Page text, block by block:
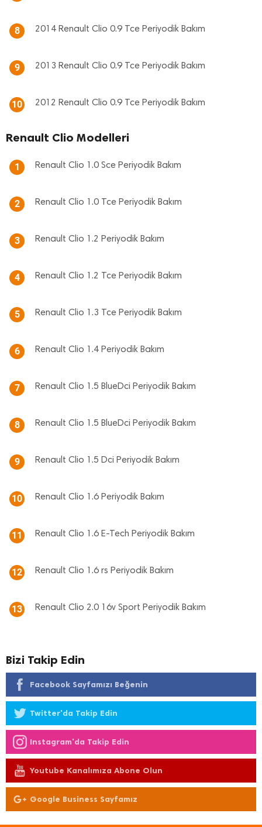
8 2014 Renault Clio 0.9 Tce Periyodik Bakım
9 2013 Renault Clio 0.9 Tce Periyodik Bakım
10 2012 Renault Clio 0.9 Tce Periyodik Bakım
Renault Clio Modelleri
1 Renault Clio 1.0 Sce Periyodik Bakım
2 Renault Clio 1.0 Tce Periyodik Bakım
3 Renault Clio 1.2 Periyodik Bakım
4 Renault Clio 1.2 Tce Periyodik Bakım
5 Renault Clio 1.3 Tce Periyodik Bakım
6 Renault Clio 1.4 Periyodik Bakım
7 Renault Clio 1.5 BlueDci Periyodik Bakım
8 Renault Clio 1.5 BlueDci Periyodik Bakım
9 Renault Clio 1.5 Dci Periyodik Bakım
10 Renault Clio 1.6 Periyodik Bakım
11 Renault Clio 1.6 E-Tech Periyodik Bakım
12 Renault Clio 1.6 rs Periyodik Bakım
13 Renault Clio 2.0 16v Sport Periyodik Bakım
Bizi Takip Edin
Facebook Sayfamızı Beğenin
Twitter'da Takip Edin
Instagram'da Takip Edin
Youtube Kanalımıza Abone Olun
Google Business Sayfamız